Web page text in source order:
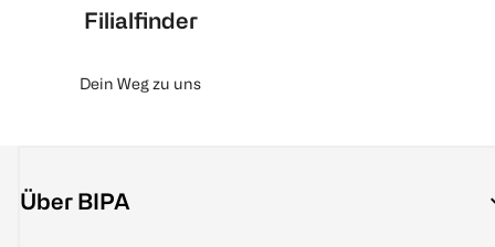
Filialfinder
Dein Weg zu uns
Über BIPA